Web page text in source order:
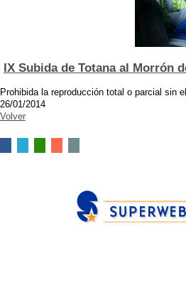
IX Subida de Totana al Morrón
Prohibida la reproducción total o parcial sin
26/01/2014
Volver